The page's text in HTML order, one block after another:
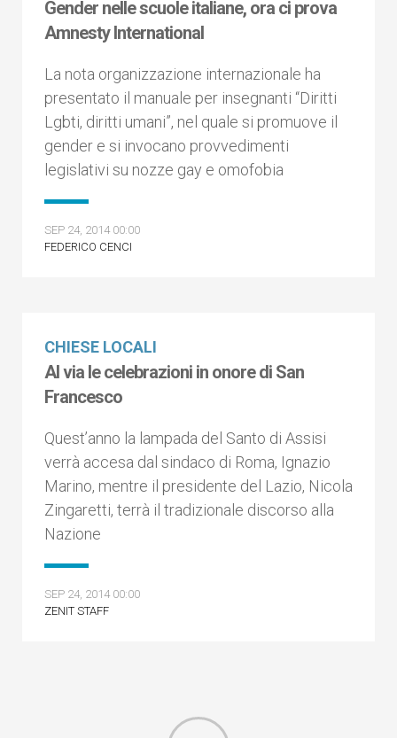
Gender nelle scuole italiane, ora ci prova
Amnesty International
La nota organizzazione internazionale ha
presentato il manuale per insegnanti “Diritti
Lgbti, diritti umani”, nel quale si promuove il
gender e si invocano provvedimenti
legislativi su nozze gay e omofobia
SEP 24, 2014 00:00
FEDERICO CENCI
CHIESE LOCALI
Al via le celebrazioni in onore di San
Francesco
Quest’anno la lampada del Santo di Assisi
verrà accesa dal sindaco di Roma, Ignazio
Marino, mentre il presidente del Lazio, Nicola
Zingaretti, terrà il tradizionale discorso alla
Nazione
SEP 24, 2014 00:00
ZENIT STAFF